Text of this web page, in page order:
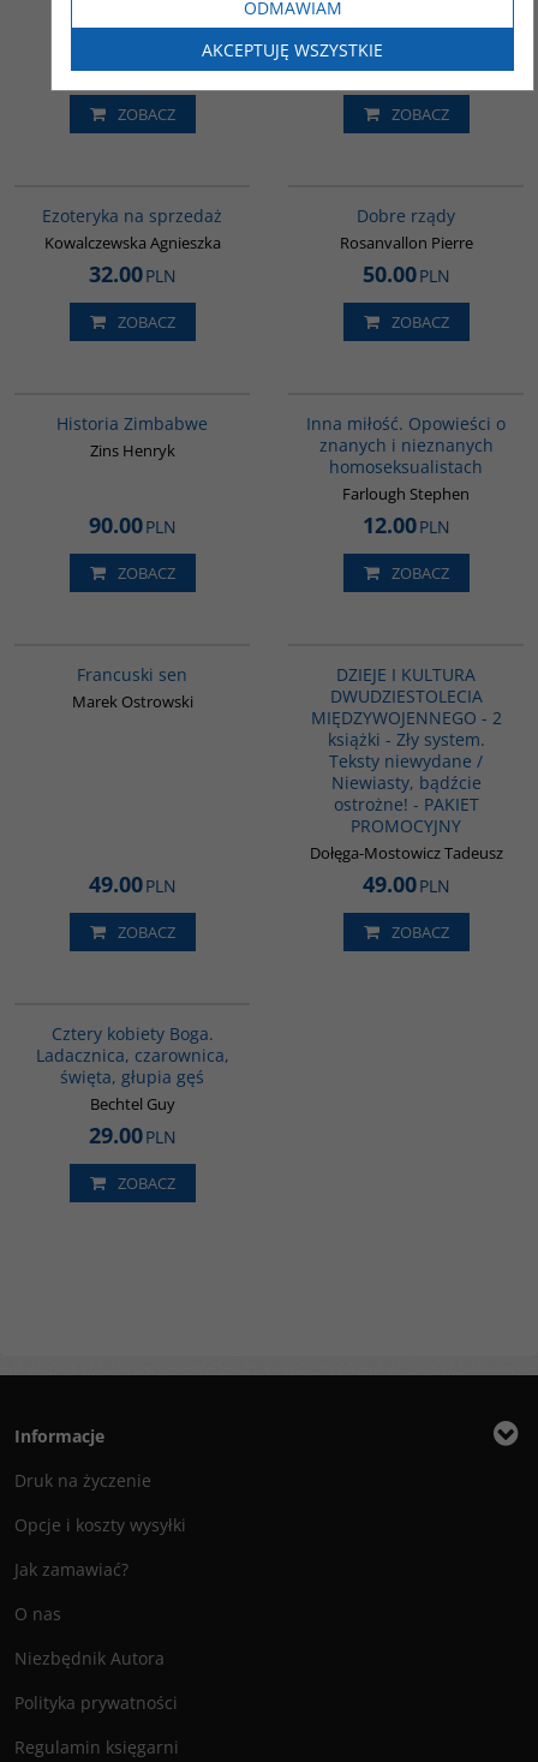
60.00PLN
ZOBACZ
ks. Patrick Desbois / Costel
Nastasie
40.00PLN
ZOBACZ
Ezoteryka na sprzedaż
Kowalczewska Agnieszka
32.00PLN
ZOBACZ
Dobre rządy
Rosanvallon Pierre
50.00PLN
ZOBACZ
Historia Zimbabwe
Zins Henryk
90.00PLN
ZOBACZ
Inna miłość. Opowieści o
znanych i nieznanych
homoseksualistach
Farlough Stephen
12.00PLN
ZOBACZ
Francuski sen
Marek Ostrowski
49.00PLN
ZOBACZ
DZIEJE I KULTURA
DWUDZIESTOLECIA
MIĘDZYWOJENNEGO - 2
książki - Zły system.
Teksty niewydane /
Niewiasty, bądźcie
ostrożne! - PAKIET
PROMOCYJNY
Dołęga-Mostowicz Tadeusz
49.00PLN
ZOBACZ
Cztery kobiety Boga.
Ladacznica, czarownica,
święta, głupia gęś
Bechtel Guy
29.00PLN
ZOBACZ
Informacje
Druk na życzenie
Opcje i koszty wysyłki
Jak zamawiać?
O nas
Niezbędnik Autora
Polityka prywatności
Regulamin księgarni
ODMAWIAM
AKCEPTUJĘ WSZYSTKIE